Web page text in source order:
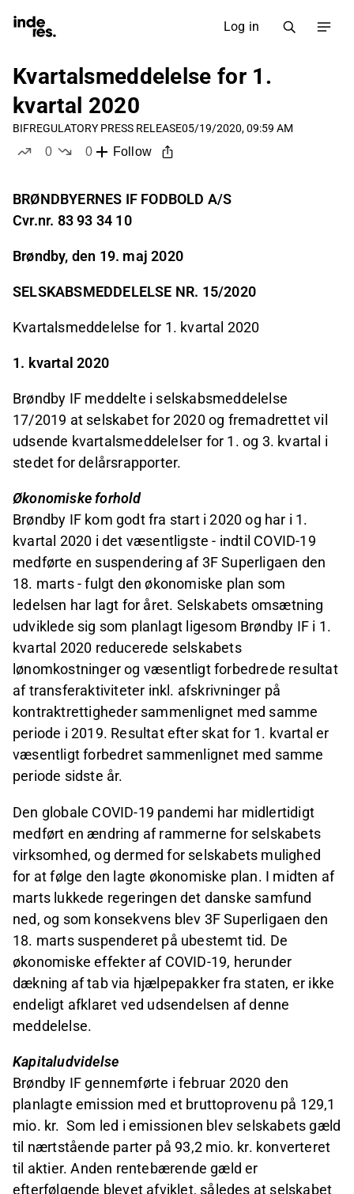
Log in
Kvartalsmeddelelse for 1.
kvartal 2020
BIFREGULATORY PRESS RELEASE05/19/2020, 09:59 AM
0
0
Follow
BRØNDBYERNES IF FODBOLD A/S
Cvr.nr. 83 93 34 10
Brøndby, den 19. maj 2020
SELSKABSMEDDELELSE NR. 15/2020
Kvartalsmeddelelse for 1. kvartal 2020
1. kvartal 2020
Brøndby IF meddelte i selskabsmeddelelse
17/2019 at selskabet for 2020 og fremadrettet vil
udsende kvartalsmeddelelser for 1. og 3. kvartal i
stedet for delårsrapporter.
Økonomiske forhold
Brøndby IF kom godt fra start i 2020 og har i 1.
kvartal 2020 i det væsentligste - indtil COVID-19
medførte en suspendering af 3F Superligaen den
18. marts - fulgt den økonomiske plan som
ledelsen har lagt for året. Selskabets omsætning
udviklede sig som planlagt ligesom Brøndby IF i 1.
kvartal 2020 reducerede selskabets
lønomkostninger og væsentligt forbedrede resultat
af transferaktiviteter inkl. afskrivninger på
kontraktrettigheder sammenlignet med samme
periode i 2019. Resultat efter skat for 1. kvartal er
væsentligt forbedret sammenlignet med samme
periode sidste år.
Den globale COVID-19 pandemi har midlertidigt
medført en ændring af rammerne for selskabets
virksomhed, og dermed for selskabets mulighed
for at følge den lagte økonomiske plan. I midten af
marts lukkede regeringen det danske samfund
ned, og som konsekvens blev 3F Superligaen den
18. marts suspenderet på ubestemt tid. De
økonomiske effekter af COVID-19, herunder
dækning af tab via hjælpepakker fra staten, er ikke
endeligt afklaret ved udsendelsen af denne
meddelelse.
Kapitaludvidelse
Brøndby IF gennemførte i februar 2020 den
planlagte emission med et bruttoprovenu på 129,1
mio. kr. Som led i emissionen blev selskabets gæld
til nærtstående parter på 93,2 mio. kr. konverteret
til aktier. Anden rentebærende gæld er
efterfølgende blevet afviklet, således at selskabet